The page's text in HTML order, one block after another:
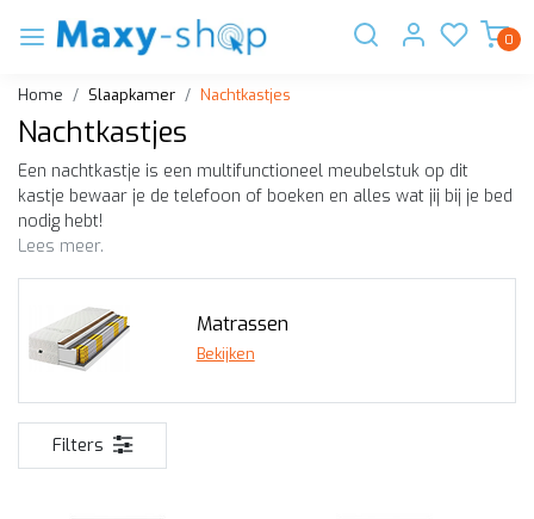
0
Home Slaapkamer Nachtkastjes
Nachtkastjes
Een nachtkastje is een multifunctioneel meubelstuk op dit
kastje bewaar je de telefoon of boeken en alles wat jij bij je bed
nodig hebt!
Lees meer.
Matrassen
Bekijken
Filters